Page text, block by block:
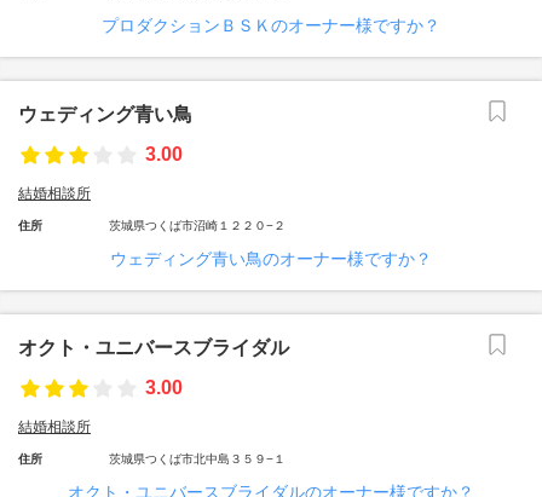
プロダクションＢＳＫのオーナー様ですか？
ウェディング青い鳥
3.00
結婚相談所
住所 茨城県つくば市沼崎１２２０−２
ウェディング青い鳥のオーナー様ですか？
オクト・ユニバースブライダル
3.00
結婚相談所
住所 茨城県つくば市北中島３５９−１
オクト・ユニバースブライダルのオーナー様ですか？